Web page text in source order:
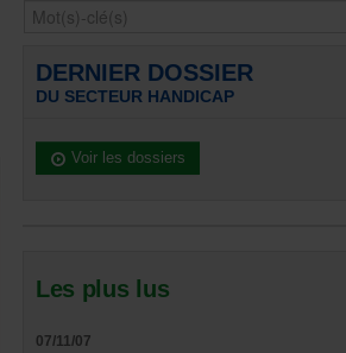
DERNIER DOSSIER
DU SECTEUR HANDICAP
Voir les dossiers
Les plus lus
07/11/07